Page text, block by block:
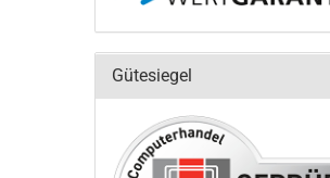
Gütesiegel